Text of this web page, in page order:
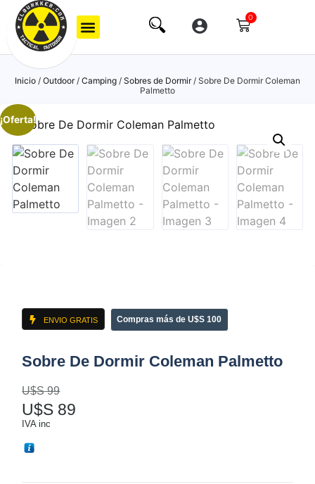
0
Inicio/ Outdoor/ Camping/ Sobres de Dormir/ Sobre De Dormir Coleman
Palmetto
¡Oferta!
ENVIO GRATIS Compras más de U$S 100
Sobre De Dormir Coleman Palmetto
U$S99
U$S 89
IVA inc